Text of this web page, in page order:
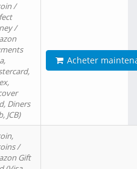
/
/
Diners
JCB)
Acheter
/
Gift